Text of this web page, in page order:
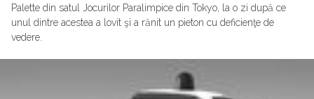
Palette din satul Jocurilor Paralimpice din Tokyo, la o zi după ce
unul dintre acestea a lovit şi a rănit un pieton cu deficienţe de
vedere.